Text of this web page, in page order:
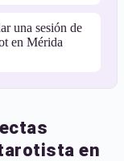
una sesión de
en Mérida
en